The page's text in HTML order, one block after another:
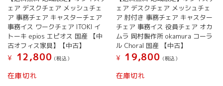
ェア デスクチェア メッシュチェ
ア 事務チェア キャスターチェア
事務イス ワークチェア ITOKI イ
トーキ epios エピオス 国産 【中
古オフィス家具】【中古】
¥
12,800 (税込）
在庫切れ
ェア デスクチェア メッシュチェ
ア 肘付き 事務チェア キャスター
チェア 事務イス 役員チェア オカ
ムラ 岡村製作所 okamura コーラ
ル Choral 国産 【中古】
¥
19,800 (税込）
在庫切れ